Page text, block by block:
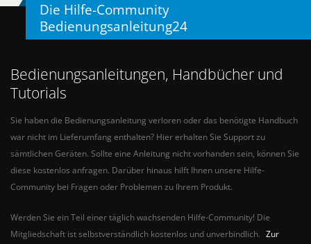
Die Hilfe-Community
Bedienungsanleitung24
Bedienungsanleitungen, Handbücher und
Tutorials
Sie haben die Bedienungsanleitung verloren oder das benötigte Handbuch
war nicht im Lieferumfang enthalten? Hier erhalten Sie Support zu
sämtlichen Geräten. Sollte eine Anleitung nicht vorhanden sein, können Sie
diese kostenlos anfragen. Darüber hinaus hilft Ihnen unsere Hilfe-
Community bei Fragen oder Problemen zu Ihrem Produkt.
Werden Sie ein Teil einer täglich wachsenden Hilfe-Community! Die
Mitgliedschaft ist selbstverständlich kostenlos und unverbindlich. Zur